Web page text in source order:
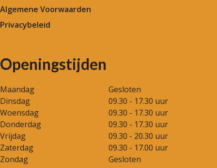
Algemene Voorwaarden
Privacybeleid
Openingstijden
Maandag
Gesloten
Dinsdag
09.30 - 17.30 uur
Woensdag
09.30 - 17.30 uur
Donderdag
09.30 - 17.30 uur
Vrijdag
09.30 - 20.30 uur
Zaterdag
09.30 - 17.00 uur
Zondag
Gesloten